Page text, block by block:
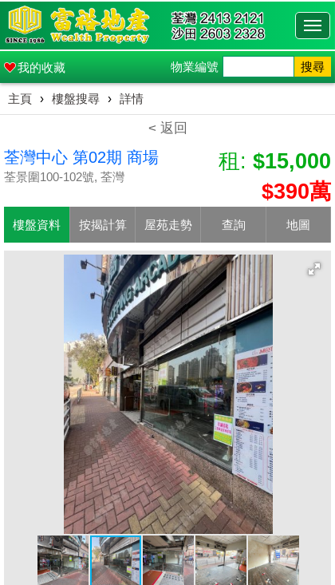
我的收藏 物業編號 搜尋
主頁 › 樓盤搜尋 › 詳情
< 返回
荃灣中心 第02期 商場
荃景圍100-102號, 荃灣
租: $15,000
$390萬
樓盤資料 按揭計算 屋苑走勢 查詢 地圖